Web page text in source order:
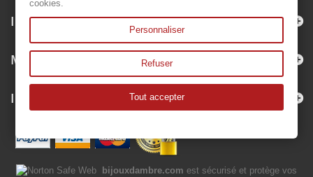
Información
Mi cuenta
Información sobre la tienda
bijouxdambre.com est sécurisé et protège vos
cookies.
Personnaliser
Refuser
Tout accepter